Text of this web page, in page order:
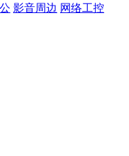
影音周边 网络工控